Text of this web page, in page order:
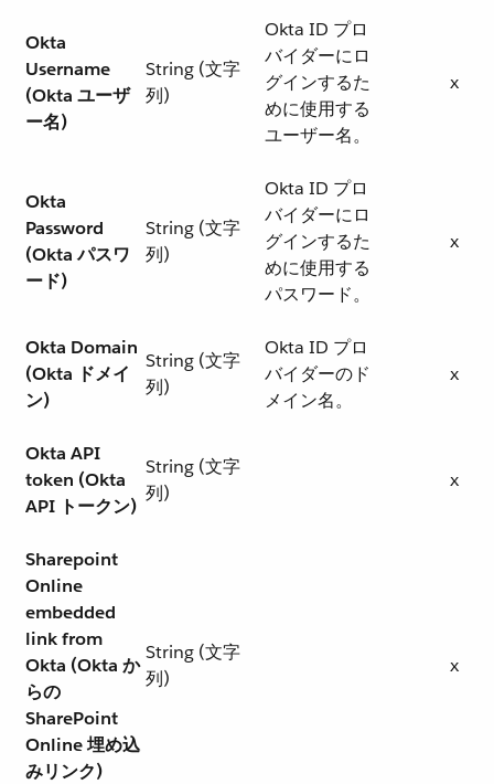
Okta
Username
(Okta ユーザ
ー名)
String (文字
列)
Okta ID プロ
バイダーにロ
グインするた
めに使用する
ユーザー名。
x
Okta
Password
(Okta パスワ
ード)
String (文字
列)
Okta ID プロ
バイダーにロ
グインするた
めに使用する
パスワード。
x
Okta Domain
(Okta ドメイ
ン)
String (文字
列)
Okta ID プロ
バイダーのド
メイン名。
x
Okta API
token (Okta
API トークン)
String (文字
列)
x
Sharepoint
Online
embedded
link from
Okta (Okta か
らの
SharePoint
Online 埋め込
みリンク)
String (文字
列)
x